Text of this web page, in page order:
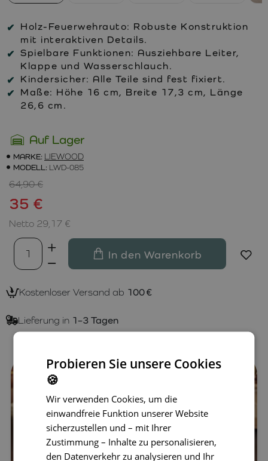
Holz-Feuerwehrauto: Robuste Konstruktion
mit interaktiven Details.
Spielbare Funktionen: Ausziehbare Leiter,
Klappe und Wasserschlauch.
Kindersicher: Alle Teile sind fest fixiert.
Maße: Höhe 16 cm, Breite 17,3 cm, Länge
26,6 cm.
Auf Lager
MARKE: LIEWOOD
MODELL: LWD-085
35 €
64,90 €
Netto 29,17 €
In den Warenkorb
Kostenloser Versand ab 100 €
Lieferung in 1–3 Tagen
Probieren Sie unsere Cookies
🍪
Wir verwenden Cookies, um die
einwandfreie Funktion unserer Website
sicherzustellen und – mit Ihrer
Zustimmung – Inhalte zu personalisieren,
den Datenverkehr zu analysieren und Ihr